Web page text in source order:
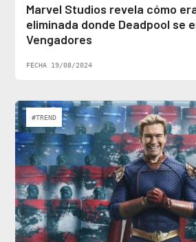
Marvel Studios revela cómo
eliminada donde Deadpool se
Vengadores
FECHA 19/08/2024
#TREND